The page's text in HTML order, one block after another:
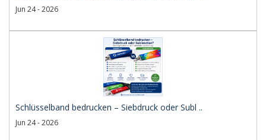
Jun 24 - 2026
Schlüsselband bedrucken – Siebdruck oder Subl ..
Jun 24 - 2026